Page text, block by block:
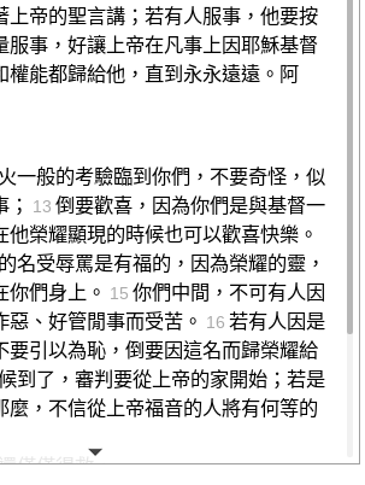
上帝的聖言講；若有人服事，他要按
服事，好讓上帝在凡事上因耶穌基督
權能都歸給他，直到永永遠遠。阿
一般的考驗臨到你們，不要奇怪，似
13 倒要歡喜，因為你們是與基督一
他榮耀顯現的時候也可以歡喜快樂。
名受辱罵是有福的，因為榮耀的靈，
你們身上。 15 你們中間，不可有人因
惡、好管閒事而受苦。 16 若有人因是
要引以為恥，倒要因這名而歸榮耀給
到了，審判要從上帝的家開始；若是
麼，不信從上帝福音的人將有何等的
僅僅得救，